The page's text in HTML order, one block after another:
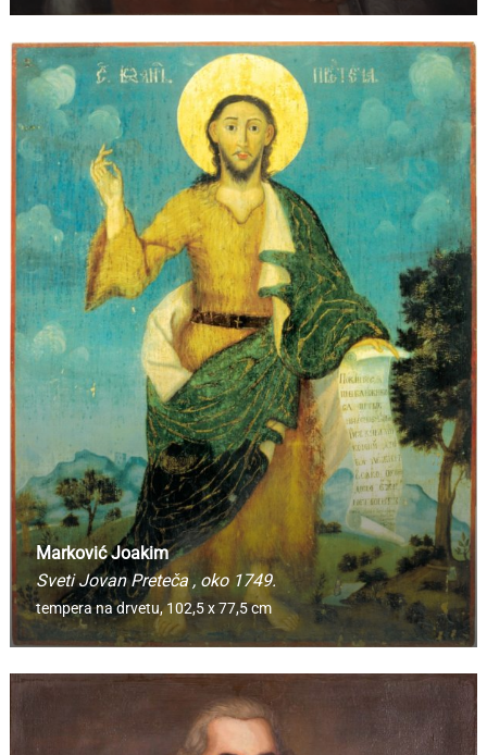
Marković Joakim
Sveti Jovan Preteča, oko 1749.
tempera na drvetu,102,5 x 77,5 cm